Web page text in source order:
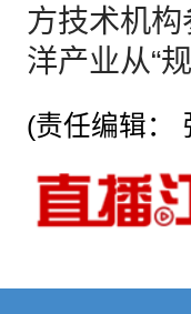
方技术机
洋产业从“
(责任编辑：